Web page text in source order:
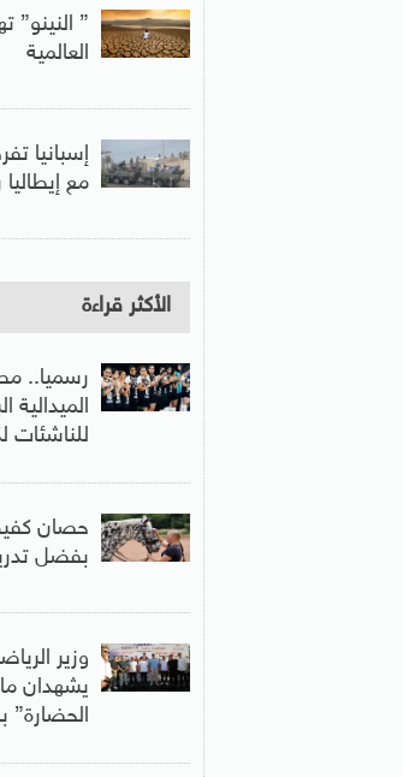
” النينو”
العالمية
إسبانيا
مع
الأكثر قراءة
رسميا..
الميدالية
للناشئات
حصان
بفضل
وزير
يشهدان
الحضارة”